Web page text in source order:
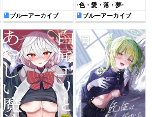
ブルーアーカイブ
-色・愛・落・夢-
ブルーアーカイブ